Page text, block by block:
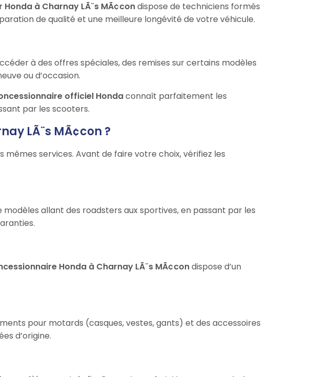
Honda à Charnay LÃ¨s MÃ¢condispose de techniciens formés
de qualité et une meilleure longévité de votre véhicule.
à des offres spéciales, des remises sur certains modèles
ou d’occasion.
officiel Hondaconnaît parfaitement les
par les scooters.
LÃ¨s MÃ¢con ?
mêmes services. Avant de faire votre choix, vérifiez les
allant des roadsters aux sportives, en passant par les
Honda à Charnay LÃ¨s MÃ¢condispose d’un
pour motards (casques, vestes, gants) et des accessoires
d’origine.